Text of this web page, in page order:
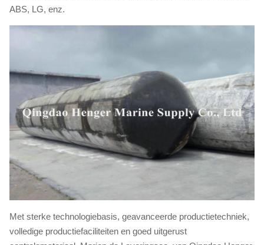
ABS, LG, enz.
Met sterke technologiebasis, geavanceerde productietechniek,
volledige productiefaciliteiten en goed uitgerust